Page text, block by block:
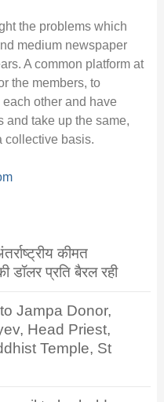
the problems which
medium newspaper
A common platform at
the members, to
other and have
and take up the same,
collective basis.
कीमत
प्रति बैरल रही
Jampa Donor,
Head Priest,
Temple, St